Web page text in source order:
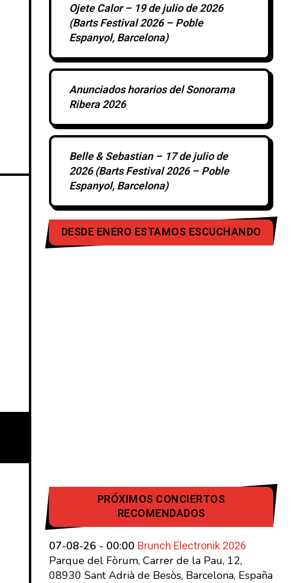
Ojete Calor – 19 de julio de 2026
(Barts Festival 2026 – Poble
Espanyol, Barcelona)
Anunciados horarios del Sonorama
Ribera 2026
Belle & Sebastian – 17 de julio de
2026 (Barts Festival 2026 – Poble
Espanyol, Barcelona)
DESDE ENERO ESTAMOS ESCUCHANDO
PRÓXIMOS CONCIERTOS
RECOMENDADOS
07-08-26 - 00:00 Brunch Electronik 2026
Parque del Fòrum, Carrer de la Pau, 12,
08930 Sant Adrià de Besòs, Barcelona, España